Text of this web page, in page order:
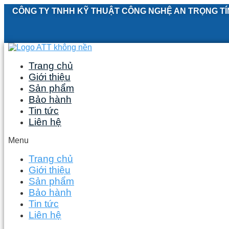
Skip
CÔNG TY TNHH KỸ THUẬT CÔNG NGHỆ AN TRỌNG
Trang chủ
Giới thiệu
Sản phẩm
Bảo hành
Tin tức
Liên hệ
Menu
Trang chủ
Giới thiệu
Sản phẩm
Bảo hành
Tin tức
Liên hệ